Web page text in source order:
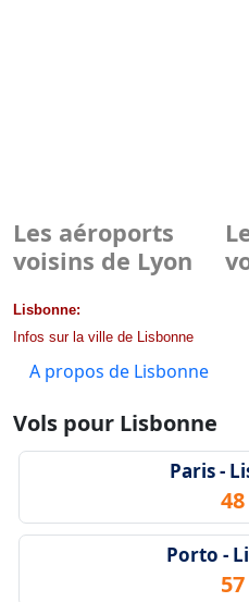
Les aéroports
voisins de Lyon
Lisbonne:
Infos sur la ville de Lisbonne
A propos de Lisbonne
Vols pour Lisbonne
Paris -
Porto -